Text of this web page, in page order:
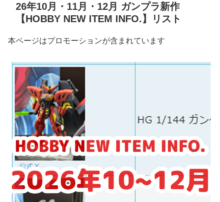
26年10月・11月・12月 ガンプラ新作
【HOBBY NEW ITEM INFO.】リスト
本ページはプロモーションが含まれています